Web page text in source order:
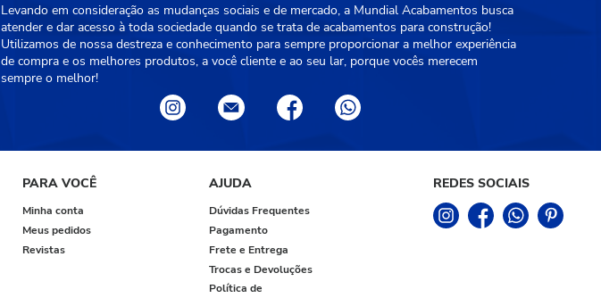
Levando em consideração as mudanças sociais e de mercado, a Mundial Acabamentos busca
atender e dar acesso à toda sociedade quando se trata de acabamentos para construção!
Utilizamos de nossa destreza e conhecimento para sempre proporcionar a melhor experiência
de compra e os melhores produtos, a você cliente e ao seu lar, porque vocês merecem
sempre o melhor!
PARA VOCÊ
Minha conta
Meus pedidos
Revistas
AJUDA
Dúvidas Frequentes
Pagamento
Frete e Entrega
Trocas e Devoluções
Política de
REDES SOCIAIS